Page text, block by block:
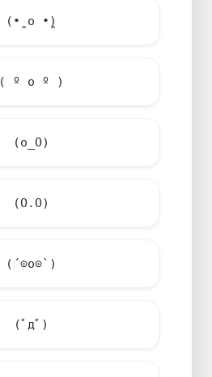
(•̪ o •̪)
( º o º )
(o_O)
(O.O)
(´⊙o⊙`)
(ﾟдﾟ)